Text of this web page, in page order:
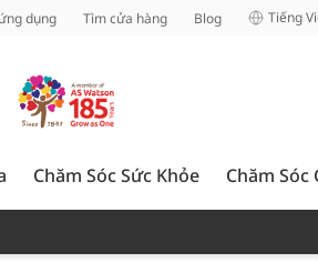
dụng Tìm cửa hàng Blog Tiếng
Chăm Sóc Sức Khỏe Chăm Sóc